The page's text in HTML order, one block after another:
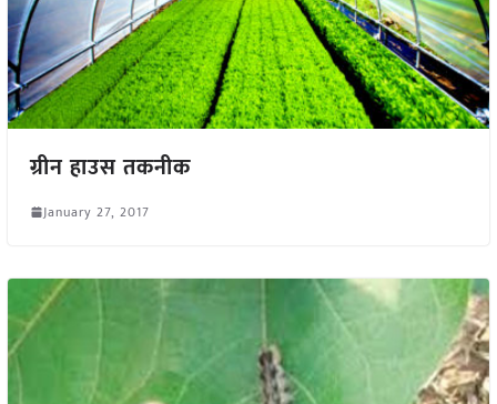
ग्रीन हाउस तकनीक
January 27, 2017